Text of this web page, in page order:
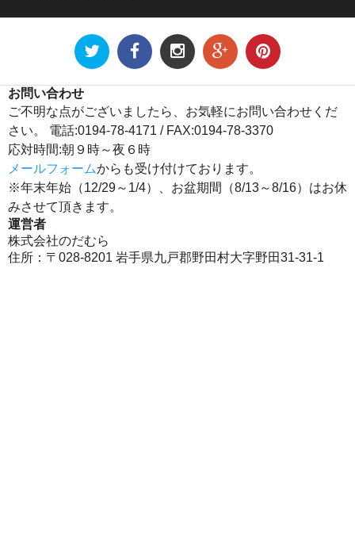
お問い合わせ
ご不明な点がございましたら、お気軽にお問い合わせくだ
さい。 電話:0194-78-4171 / FAX:0194-78-3370
応対時間:朝９時～夜６時
メールフォームからも受け付けております。
※年末年始（12/29～1/4）、お盆期間（8/13～8/16）はお休
みさせて頂きます。
運営者
株式会社のだむら
住所：〒028-8201 岩手県九戸郡野田村大字野田31-31-1